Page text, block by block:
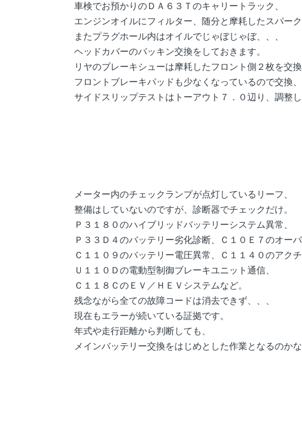
車検でお預かりのＤＡ６３Ｔのキャリートラック、
エンジンオイルにフィルター、随分と摩耗したスパーク
またプラグホール内はオイルでじゃぼじゃぼ、、、
ヘッドカバーのパッキン交換をしておきます。
リヤのブレーキシューは摩耗したフロント側２枚を交換
フロントブレーキパッドも少なくなっているので交換、
サイドスリップテストはトーアウト７．０辺り、調整し
メーター内のチェックランプが点灯しているリーフ、
整備はしていないのですが、診断器でチェックだけ。
Ｐ３１８０のハイブリッドバッテリーシステム異常、
Ｐ３３Ｄ４のバッテリー劣化診断、Ｃ１０Ｅ７のオーバ
Ｃ１１０９のバッテリー電圧異常、Ｃ１１４０のアク
Ｕ１１０Ｄの電動型制御ブレーキユニット通信、
Ｃ１１８ＣのＥＶ／ＨＥＶシステムなど。
残念ながら全ての故障コードは消去できず、、、
現在もエラーが続いている証拠です。
年式や走行距離から判断しても、
メインバッテリー交換をはじめとした作業となるのかな